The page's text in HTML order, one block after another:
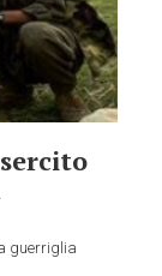
guerriglia